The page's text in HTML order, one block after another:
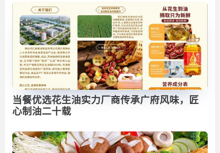
当餐优选花生油实力厂商传承广府风味，匠
心制油二十载